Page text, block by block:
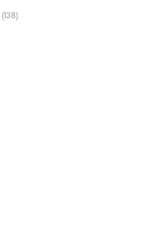
(138)